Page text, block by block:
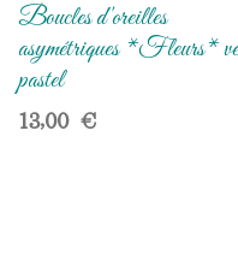
Boucles d'oreilles
asymétriques *Fleurs*
pastel
13,00€